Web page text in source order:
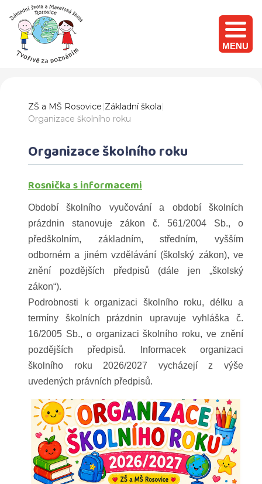
MENU
ZŠ a MŠ Rosovice|Základní škola|
Organizace školního roku
Organizace školního roku
Rosnička s informacemi
Období školního vyučování a období školních
prázdnin stanovuje zákon č. 561/2004 Sb., o
předškolním, základním, středním, vyšším
odborném a jiném vzdělávání (školský zákon), ve
znění pozdějších předpisů (dále jen „školský
zákon“).
Podrobnosti k organizaci školního roku, délku a
termíny školních prázdnin upravuje vyhláška č.
16/2005 Sb., o organizaci školního roku, ve znění
pozdějších předpisů. Informacek organizaci
školního roku 2026/2027 vycházejí z výše
uvedených právních předpisů.